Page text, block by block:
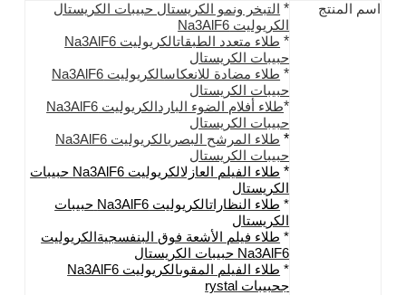
اسم المنتج * التبخر ونمو الكريستال حبيبات الكريستال
الكريوليت Na3AlF6
* طلاء متعدد الطبقاتالكريوليت Na3AlF6
حبيبات الكريستال
* طلاء مضادة للانعكاسالكريوليت Na3AlF6
حبيبات الكريستال
*طلاء أفلام الضوء البارد الكريوليت Na3AlF6
حبيبات الكريستال
* طلاء المرشح البصريالكريوليت Na3AlF6
حبيبات الكريستال
* طلاء الفيلم العازلالكريوليت Na3AlF6
حبيبات
الكريستال
* طلاء النظاراتالكريوليت Na3AlF6
حبيبات
الكريستال
* طلاء فيلم الأشعة فوق البنفسجية الكريوليت
Na3AlF6 حبيبات الكريستال
* طلاء الفيلم المقوىالكريوليت Na3AlF6
جحبيبات rystal